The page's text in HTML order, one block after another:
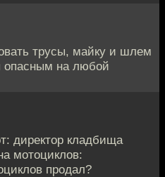
трусы, майку и шлем
опасным на любой
директор кладбища
мотоциклов:
продал?